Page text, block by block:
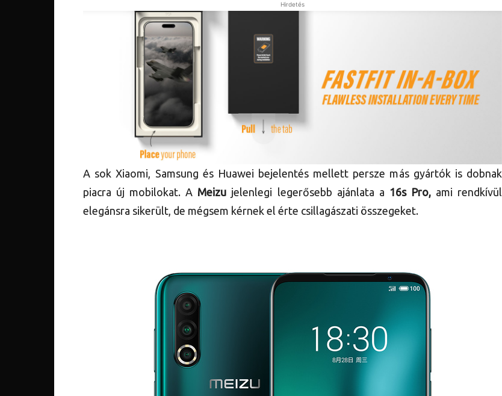
Hirdetés
A sok Xiaomi, Samsung és Huawei bejelentés mellett persze más gyártók is dobnak
piacra új mobilokat. A Meizu jelenlegi legerősebb ajánlata a 16s Pro,ami rendkívül
elegánsra sikerült, de mégsem kérnek el érte csillagászati összegeket.